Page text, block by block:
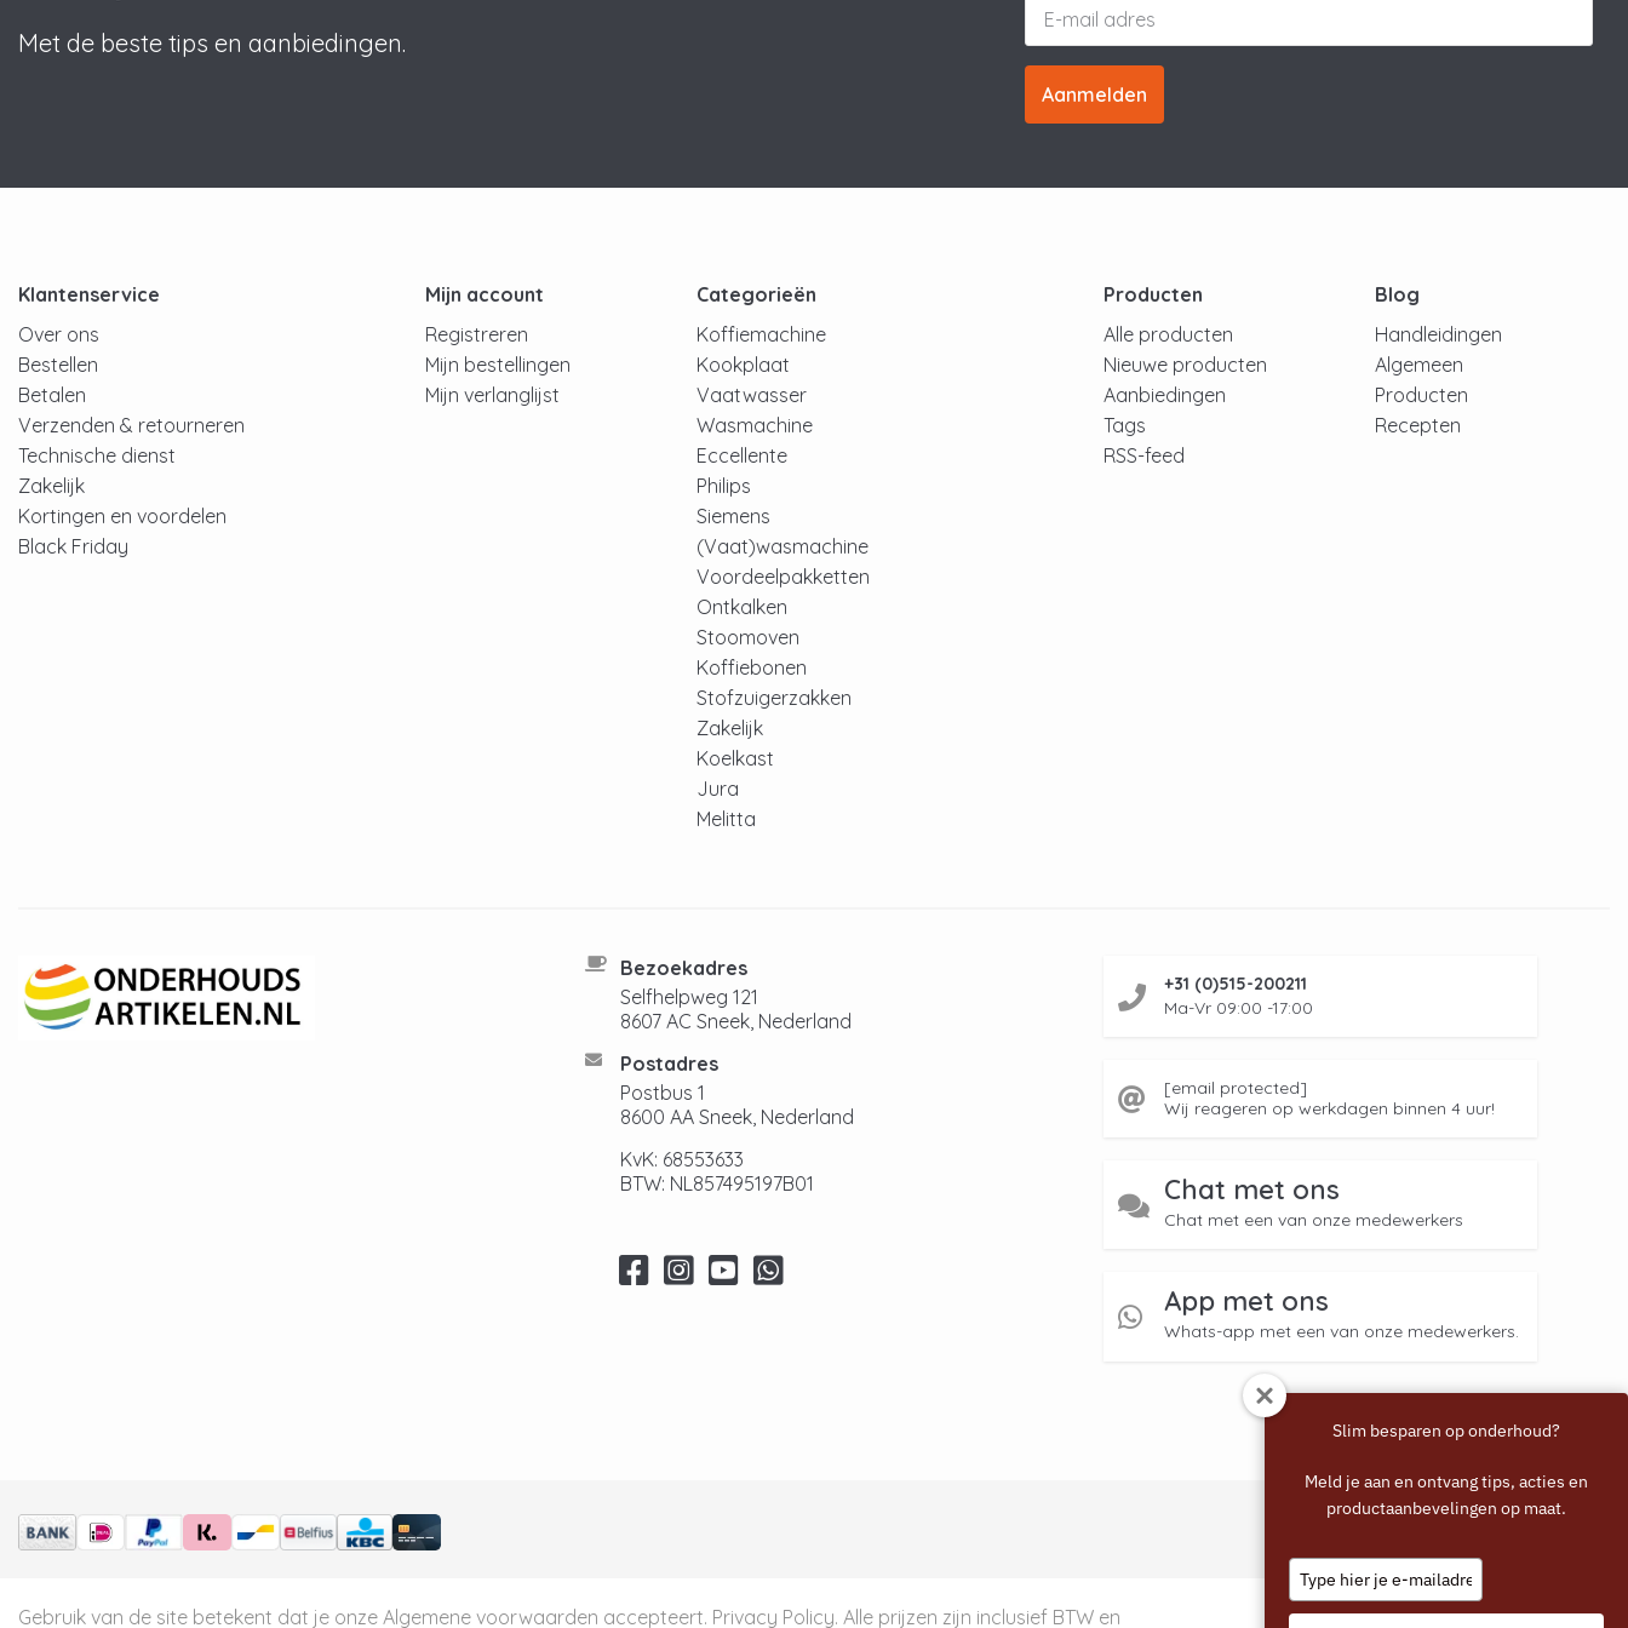
Met de beste tips en aanbiedingen.
Aanmelden
Klantenservice
Over ons
Bestellen
Betalen
Verzenden & retourneren
Technische dienst
Zakelijk
Kortingen en voordelen
Black Friday
Mijn account
Registreren
Mijn bestellingen
Mijn verlanglijst
Categorieën
Koffiemachine
Kookplaat
Vaatwasser
Wasmachine
Eccellente
Philips
Siemens
(Vaat)wasmachine
Voordeelpakketten
Ontkalken
Stoomoven
Koffiebonen
Stofzuigerzakken
Zakelijk
Koelkast
Jura
Melitta
Producten
Alle producten
Nieuwe producten
Aanbiedingen
Tags
RSS-feed
Blog
Handleidingen
Algemeen
Producten
Recepten
Bezoekadres
Selfhelpweg 121
8607 AC Sneek, Nederland
Postadres
Postbus 1
8600 AA Sneek, Nederland
KvK: 68553633
BTW: NL857495197B01
+31 (0)515-200211
Ma-Vr 09:00 -17:00
[email protected]
Wij reageren op werkdagen binnen 4 uur!
Chat met ons
Chat met een van onze medewerkers
App met ons
Whats-app met een van onze medewerkers.
Gebruik van de site betekent dat je onze Algemene voorwaarden accepteert. Privacy Policy. Alle prijzen zijn inclusief BTW en
Slim besparen op onderhoud?
Meld je aan en ontvang tips, acties en
productaanbevelingen op maat.
your
email